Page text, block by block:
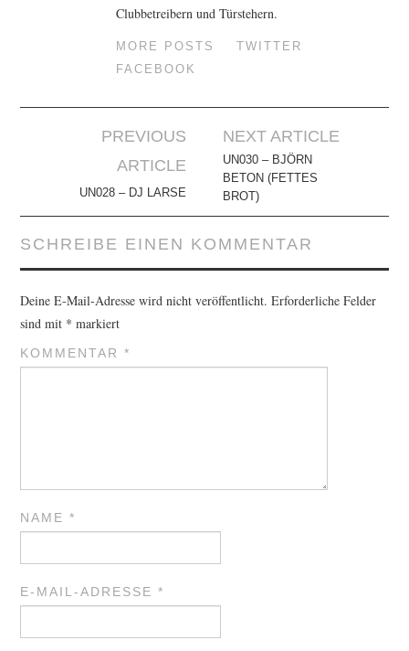
Clubbetreibern und Türstehern.
MORE POSTS
TWITTER
FACEBOOK
Navigation
PREVIOUS
ARTICLE
UN028 – DJ LARSE
NEXT ARTICLE
UN030 – BJÖRN
BETON (FETTES
BROT)
SCHREIBE EINEN KOMMENTAR
Deine E-Mail-Adresse wird nicht veröffentlicht. Erforderliche Felder
sind mit * markiert
KOMMENTAR*
NAME*
E-MAIL-ADRESSE*